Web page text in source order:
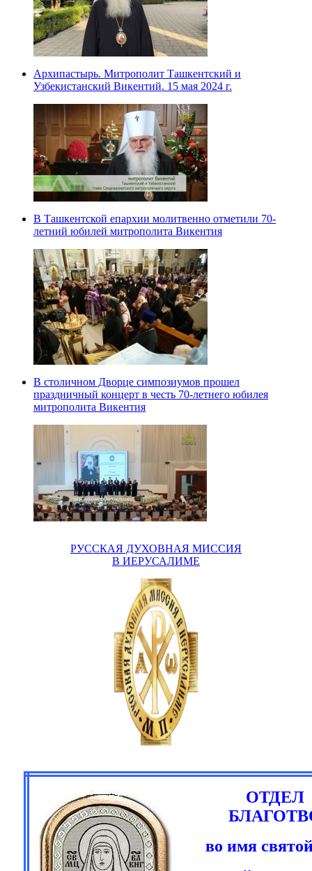
Архипастырь. Митрополит Ташкентский и
Узбекистанский Викентий. 15 мая 2024 г.
В Ташкентской епархии молитвенно отметили 70-
летний юбилей митрополита Викентия
В столичном Дворце симпозиумов прошел
праздничный концерт в честь 70-летнего юбилея
митрополита Викентия
РУССКАЯ ДУХОВНАЯ МИССИЯ
В ИЕРУСАЛИМЕ
ОТДЕЛ
во имя